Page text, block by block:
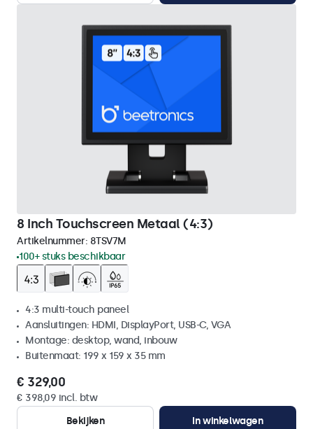
8 Inch Touchscreen Metaal (4:3)
Artikelnummer: 8TSV7M
100+ stuks beschikbaar
4:3 multi-touch paneel
Aansluitingen: HDMI, DisplayPort, USB-C, VGA
Montage: desktop, wand, inbouw
Buitenmaat: 199 x 159 x 35 mm
€ 329,00
€ 398,09 incl. btw
Bekijken
In winkelwagen